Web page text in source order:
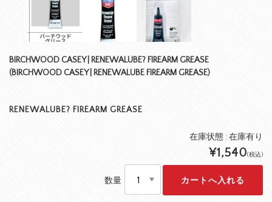
BIRCHWOOD CASEY | RENEWALUBE? FIREARM GREASE
(BIRCHWOOD CASEY | RENEWALUBE FIREARM GREASE)
RENEWALUBE? FIREARM GREASE
在庫状態 : 在庫有り
¥1,540(税込)
数量